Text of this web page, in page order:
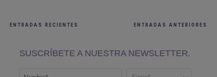
ENTRADAS RECIENTES ENTRADAS ANTERIORES